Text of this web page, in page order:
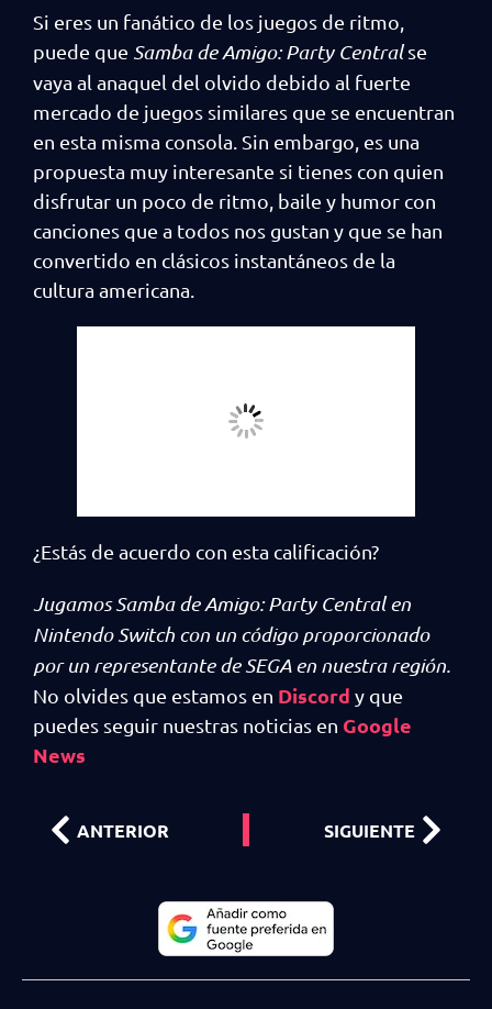
Si eres un fanático de los juegos de ritmo,
puede que Samba de Amigo: Party Centralse
vaya al anaquel del olvido debido al fuerte
mercado de juegos similares que se encuentran
en esta misma consola. Sin embargo, es una
propuesta muy interesante si tienes con quien
disfrutar un poco de ritmo, baile y humor con
canciones que a todos nos gustan y que se han
convertido en clásicos instantáneos de la
cultura americana.
¿Estás de acuerdo con esta calificación?
Jugamos Samba de Amigo: Party Central en
Nintendo Switch con un código proporcionado
por un representante de SEGA en nuestra región.
No olvides que estamos en Discord y que
puedes seguir nuestras noticias en Google
News
ANTERIOR SIGUIENTE